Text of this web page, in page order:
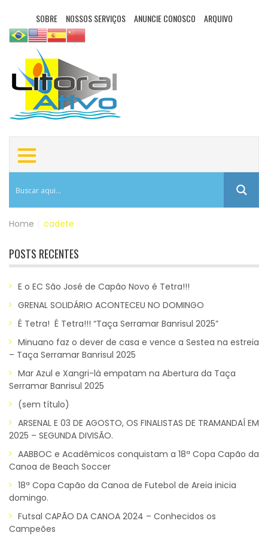
SOBRE NOSSOS SERVIÇOS ANUNCIE CONOSCO ARQUIVO
Home cadete
POSTS RECENTES
E o EC São José de Capão Novo é Tetra!!!
GRENAL SOLIDÁRIO ACONTECEU NO DOMINGO
É Tetra! É Tetra!!! “Taça Serramar Banrisul 2025”
Minuano faz o dever de casa e vence a Sestea na estreia
– Taça Serramar Banrisul 2025
Mar Azul e Xangri-lá empatam na Abertura da Taça
Serramar Banrisul 2025
(sem título)
ARSENAL E 03 DE AGOSTO, OS FINALISTAS DE TRAMANDAÍ EM
2025 – SEGUNDA DIVISÃO.
AABBOC e Acadêmicos conquistam a 18ª Copa Capão da
Canoa de Beach Soccer
18ª Copa Capão da Canoa de Futebol de Areia inicia
domingo.
Futsal CAPÃO DA CANOA 2024 – Conhecidos os
Campeões